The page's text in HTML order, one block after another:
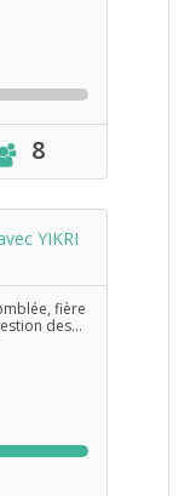
8
YIKRI
fière
des...